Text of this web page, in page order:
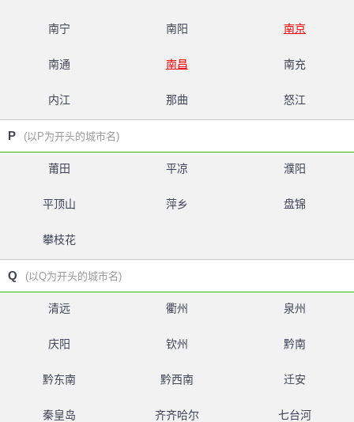
南宁 南阳 南京
南通 南昌 南充
内江 那曲 怒江
P (以P为开头的城市名)
莆田 平凉 濮阳
平顶山 萍乡 盘锦
攀枝花
Q (以Q为开头的城市名)
清远 衢州 泉州
庆阳 钦州 黔南
黔东南 黔西南 迁安
秦皇岛 齐齐哈尔 七台河